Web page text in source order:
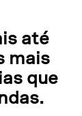
até
mais
que